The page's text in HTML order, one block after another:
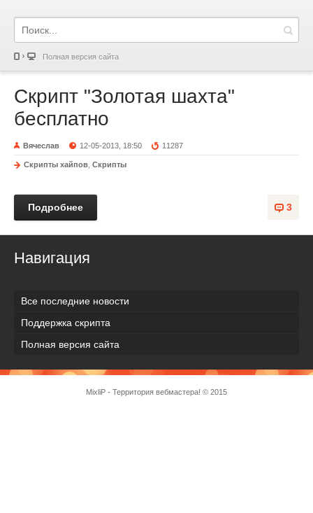
Полная версия сайта
Скрипт "Золотая шахта"
бесплатно
Вячеслав 12-05-2013, 18:50 11287
Скрипты хайпов Скрипты
3
Подробнее
Навигация
Все последние новости
Поддержка скрипта
Полная версия сайта
MixliP - Территория вебмастера! © 2015